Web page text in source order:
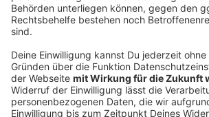
vermeiden und die Versorgung
weiterzuentwickeln. Heißt im
werden, wenn sie möglichst viele
möglichst kurzer Zeit sehen und
Konzept heißt es auch sinngemäß,
getan werden sollte, damit Menschen